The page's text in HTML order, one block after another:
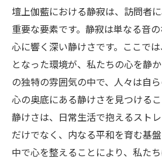
壇上伽藍における静寂は、訪問者
重要な要素です。静寂は単なる音の
心に響く深い静けさです。ここで
となった環境が、私たちの心を静
の独特の雰囲気の中で、人々は自ら
心の奥底にある静けさを見つける
静けさは、日常生活で抱えるスト
だけでなく、内なる平和を育む基
中で心を整えることにより、私た